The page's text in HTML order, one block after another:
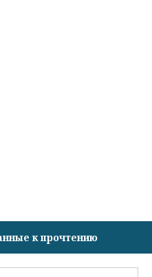
к прочтению